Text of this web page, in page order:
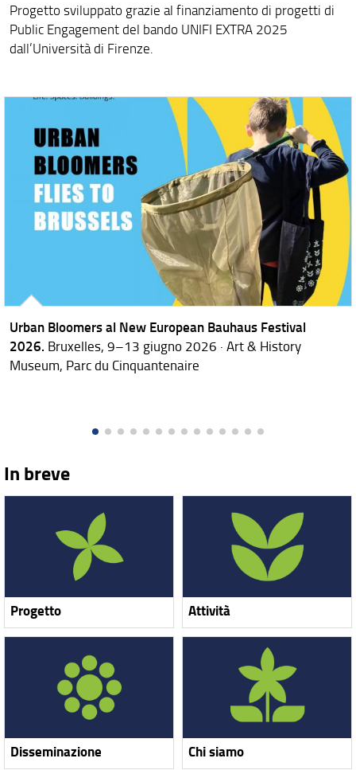
Progetto sviluppato grazie al finanziamento di progetti di
Public Engagement del bando UNIFI EXTRA 2025
dall’Università di Firenze.
Urban Bloomers al New European Bauhaus Festival
2026. Bruxelles, 9–13 giugno 2026 · Art & History
Museum, Parc du Cinquantenaire
In breve
Progetto Attività
Disseminazione Chi siamo